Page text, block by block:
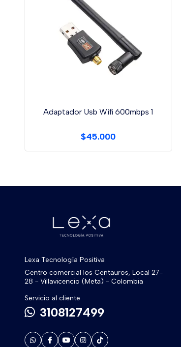
Adaptador Usb Wifi 600mbps 1
$45.000
Lexa Tecnología Positiva
Centro comercial los Centauros, Local 27-
28 - Villavicencio (Meta) - Colombia
Servicio al cliente
3108127499